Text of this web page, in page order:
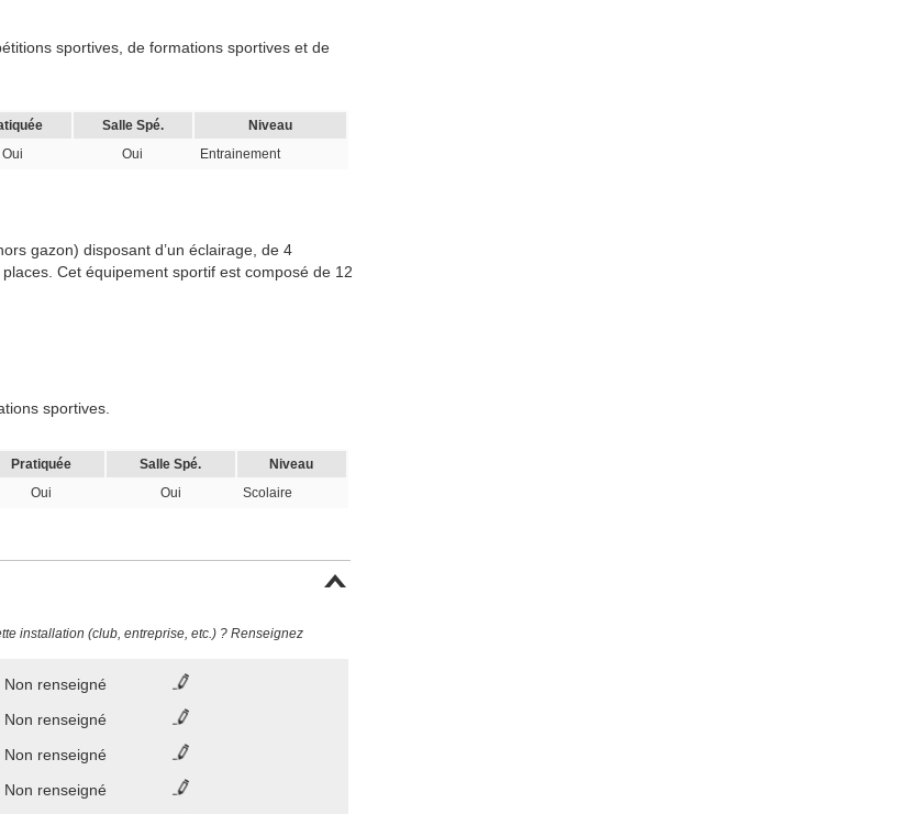
sportives, de formations sportives et de
Salle Spé.
Niveau
Oui Oui Entrainement
gazon) disposant d’un éclairage, de 4
Cet équipement sportif est composé de 12
sportives.
Pratiquée Salle Spé.
Niveau
Oui Oui Scolaire
installation (club, entreprise, etc.) ? Renseignez
Non renseigné
Non renseigné
Non renseigné
Non renseigné